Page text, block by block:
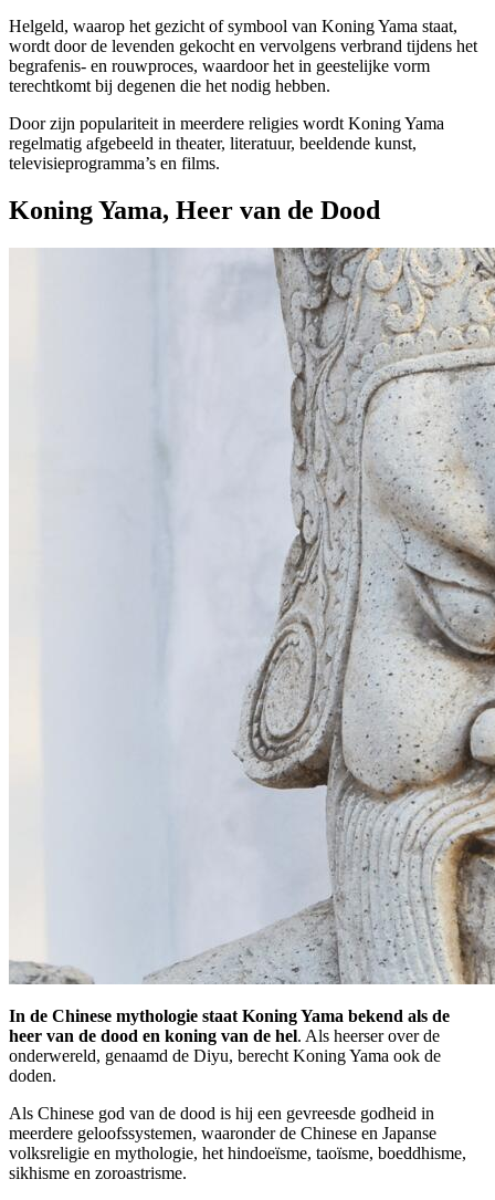
Helgeld, waarop het gezicht of symbool van Koning Yama staat,
wordt door de levenden gekocht en vervolgens verbrand tijdens het
begrafenis- en rouwproces, waardoor het in geestelijke vorm
terechtkomt bij degenen die het nodig hebben.
Door zijn populariteit in meerdere religies wordt Koning Yama
regelmatig afgebeeld in theater, literatuur, beeldende kunst,
televisieprogramma’s en films.
Koning Yama, Heer van de Dood
In de Chinese mythologie staat Koning Yama bekend als de
heer van de dood en koning van de hel. Als heerser over de
onderwereld, genaamd de Diyu, berecht Koning Yama ook de
doden.
Als Chinese god van de dood is hij een gevreesde godheid in
meerdere geloofssystemen, waaronder de Chinese en Japanse
volksreligie en mythologie, het hindoeïsme, taoïsme, boeddhisme,
sikhisme en zoroastrisme.